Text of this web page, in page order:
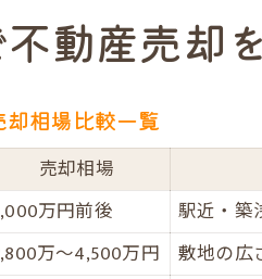
動産売却
相場比較一覧
売却相場
万円前後 駅近・築
万～4,500万円 敷地の広